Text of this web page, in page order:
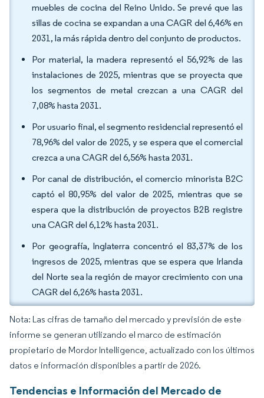
muebles de cocina del Reino Unido. Se prevé que las
sillas de cocina se expandan a una CAGR del 6,46% en
2031, la más rápida dentro del conjunto de productos.
Por material, la madera representó el 56,92% de las
instalaciones de 2025, mientras que se proyecta que
los segmentos de metal crezcan a una CAGR del
7,08% hasta 2031.
Por usuario final, el segmento residencial representó el
78,96% del valor de 2025, y se espera que el comercial
crezca a una CAGR del 6,56% hasta 2031.
Por canal de distribución, el comercio minorista B2C
captó el 80,95% del valor de 2025, mientras que se
espera que la distribución de proyectos B2B registre
una CAGR del 6,12% hasta 2031.
Por geografía, Inglaterra concentró el 83,37% de los
ingresos de 2025, mientras que se espera que Irlanda
del Norte sea la región de mayor crecimiento con una
CAGR del 6,26% hasta 2031.
Nota: Las cifras de tamaño del mercado y previsión de este
informe se generan utilizando el marco de estimación
propietario de Mordor Intelligence, actualizado con los últimos
datos e información disponibles a partir de 2026.
Tendencias e Información del Mercado de